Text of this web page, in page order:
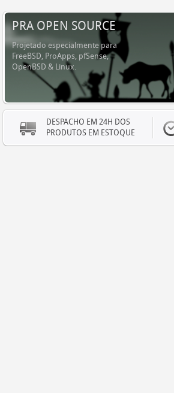
PRA OPEN SOURCE
Projetado especialmente para
FreeBSD, ProApps, pfSense,
OpenBSD & Linux.
DESPACHO EM 24H DOS
PRODUTOS EM ESTOQUE